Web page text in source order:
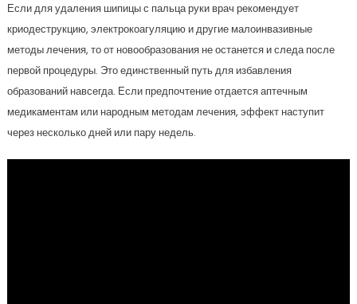
Если для удаления шипицы с пальца руки врач рекомендует
криодеструкцию, электрокоагуляцию и другие малоинвазивные
методы лечения, то от новообразования не останется и следа после
первой процедуры. Это единственный путь для избавления
образований навсегда. Если предпочтение отдается аптечным
медикаментам или народным методам лечения, эффект наступит
через несколько дней или пару недель.